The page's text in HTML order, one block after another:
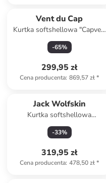
Vent du Cap
Kurtka softshellowa "Capver"
w kolorze granatowo-białym
-65%
299,95 zł
Cena producenta: 869,57 zł*
Jack Wolfskin
Kurtka softshellowa
"Bornberg" w kolorze
granatowym
-33%
319,95 zł
Cena producenta: 478,50 zł*